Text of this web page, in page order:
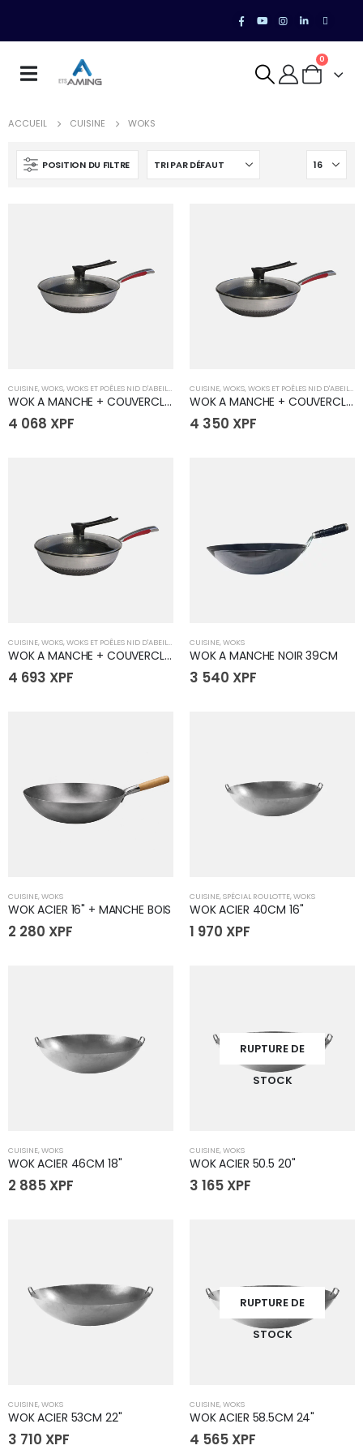
0
ACCUEIL CUISINE WOKS
POSITION DU FILTRE
CUISINE, WOKS, WOKS ET POÊLES NID D'ABEILLE
WOK A MANCHE + COUVERCLE - 30 cm
4 068 XPF
CUISINE, WOKS, WOKS ET POÊLES NID D'ABEILLE
WOK A MANCHE + COUVERCLE - 32 cm
4 350 XPF
CUISINE, WOKS, WOKS ET POÊLES NID D'ABEILLE
WOK A MANCHE + COUVERCLE - 34 cm
4 693 XPF
CUISINE, WOKS
WOK A MANCHE NOIR 39CM
3 540 XPF
CUISINE, WOKS
WOK ACIER 16" + MANCHE BOIS
2 280 XPF
CUISINE, SPÉCIAL ROULOTTE, WOKS
WOK ACIER 40CM 16"
1 970 XPF
CUISINE, WOKS
WOK ACIER 46CM 18"
2 885 XPF
RUPTURE DE
STOCK
CUISINE, WOKS
WOK ACIER 50.5 20"
3 165 XPF
CUISINE, WOKS
WOK ACIER 53CM 22"
3 710 XPF
RUPTURE DE
STOCK
CUISINE, WOKS
WOK ACIER 58.5CM 24"
4 565 XPF